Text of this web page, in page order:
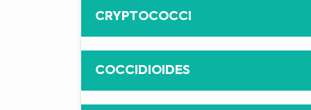
CRYPTOCOCCI
COCCIDIOIDES